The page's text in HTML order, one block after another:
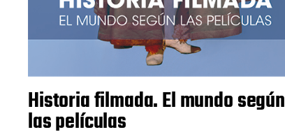
Historia filmada. El mundo según
las películas